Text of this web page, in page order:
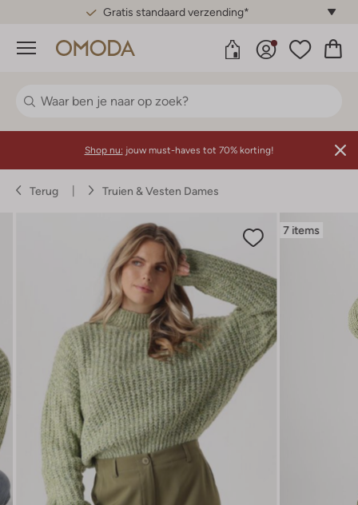
Gratis standaard verzending*
Menu
Shop nu: jouw must-haves tot 70% korting!
Terug Truien & Vesten Dames
7 items